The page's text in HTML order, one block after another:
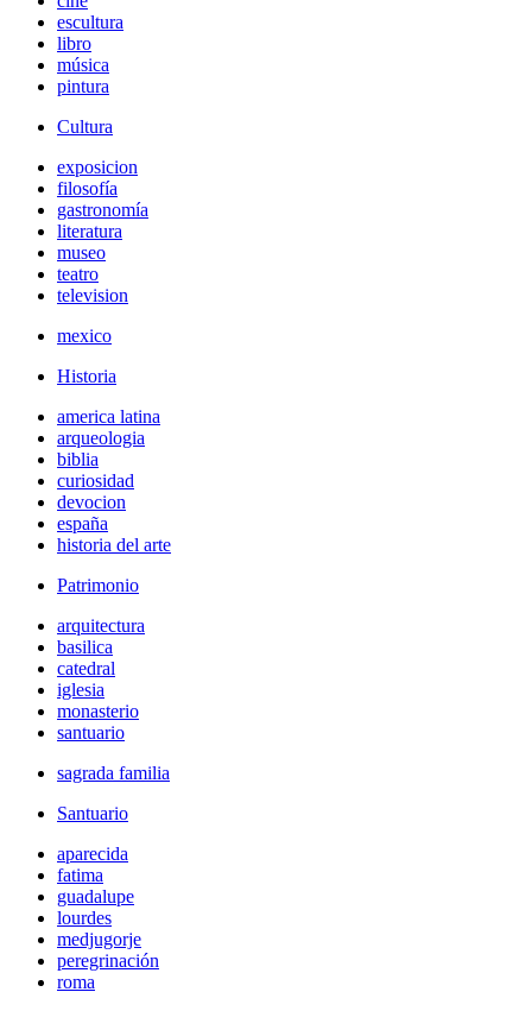
escultura
libro
música
pintura
Cultura
exposicion
filosofía
gastronomía
literatura
museo
teatro
television
mexico
Historia
america latina
arqueologia
biblia
curiosidad
devocion
españa
historia del arte
Patrimonio
arquitectura
basilica
catedral
iglesia
monasterio
santuario
sagrada familia
Santuario
aparecida
fatima
guadalupe
lourdes
medjugorje
peregrinación
roma